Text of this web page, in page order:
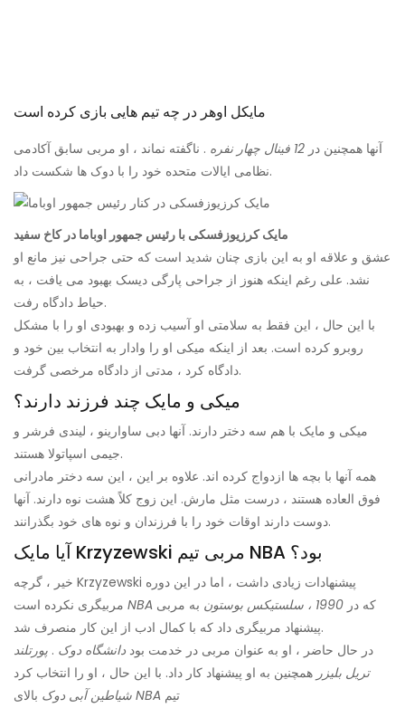
مایکل اوهر در چه تیم هایی بازی کرده است
آنها همچنین در 12 فینال چهار نفره
. ناگفته نماند ، او مربی سابق آکادمی
نظامی ایالات متحده خود را با دوک ها شکست داد.
مایک کرزیوزفسکی با رئیس جمهور اوباما در کاخ سفید
عشق و علاقه او به این بازی چنان شدید است که حتی جراحی نیز مانع او
نشد. علی رغم اینکه هنوز از جراحی پارگی دیسک بهبود می یافت ، به
حیاط دادگاه رفت.
با این حال ، این فقط به سلامتی او آسیب زده و بهبودی او را با مشکل
روبرو کرده است. بعد از اینکه میکی او را وادار به انتخاب بین خود و
دادگاه کرد ، مدتی از دادگاه مرخصی گرفت.
میکی و مایک چند فرزند دارند؟
میکی و مایک با هم سه دختر دارند. آنها دبی ساوارینو ، لیندی فرشر و
جیمی اسپاتولا هستند.
همه آنها با بچه ها ازدواج کرده اند. علاوه بر این ، این سه دختر مادرانی
فوق العاده هستند ، درست مثل مارش. این زوج کلاً هشت نوه دارند. آنها
دوست دارند اوقات خود را با فرزندان و نوه های خود بگذرانند.
آیا مایک Krzyzewski مربی تیم NBA بود؟
خیر ، گرچه Krzyzewski پیشنهادات زیادی داشت ، اما در این دوره
NBA که در 1990 ، سلستیکس بوستون به مربی
پیشنهاد مربیگری داد که با کمال ادب از این کار منصرف شد.
در حال حاضر ، او به عنوان مربی در خدمت بود دانشگاه دوک . پورتلند
تریل بلیزر همچنین به او پیشنهاد کار داد. با این حال ، او را انتخاب کرد
شیاطین آبی دوک NBA تیم